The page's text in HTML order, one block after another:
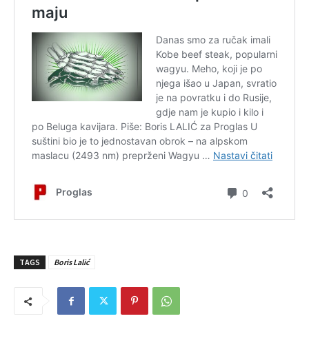
TAGS Boris Lalić